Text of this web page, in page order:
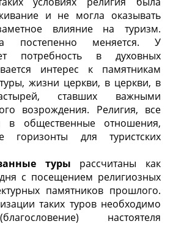
и не могла оказывать
влияние на туризм.
постепенно меняется. У
потребность в духовных
интерес к памятникам
жизни церкви, в церкви, в
ставших важными
возрождения. Религия, все
в общественные отношения,
горизонты для туристских
туры рассчитаны как
с посещением религиозных
памятников прошлого.
таких туров необходимо
настоятеля